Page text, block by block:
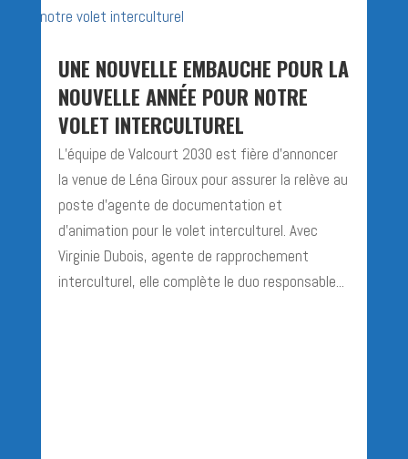
UNE NOUVELLE EMBAUCHE POUR LA
NOUVELLE ANNÉE POUR NOTRE
VOLET INTERCULTUREL
L’équipe de Valcourt 2030 est fière d’annoncer
la venue de Léna Giroux pour assurer la relève au
poste d’agente de documentation et
d’animation pour le volet interculturel. Avec
Virginie Dubois, agente de rapprochement
interculturel, elle complète le duo responsable...